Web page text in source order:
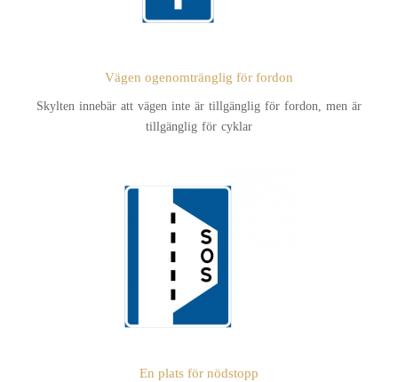
Vägen ogenomtränglig för fordon
Skylten innebär att vägen inte är tillgänglig för fordon, men är
tillgänglig för cyklar
En plats för nödstopp